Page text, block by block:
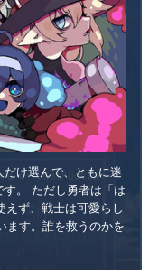
だけ選んで、ともに迷
。 ただし勇者は「は
ず、戦士は可愛らし
ます。誰を救うのかを